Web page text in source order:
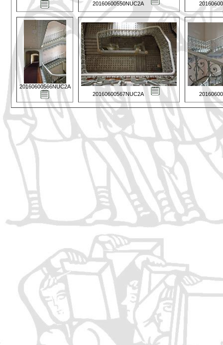
20160600550NUC2A
20160600566NUC2A
20160600567NUC2A